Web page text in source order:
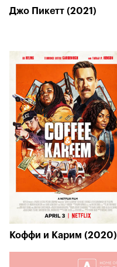
Джо Пикетт (2021)
Коффи и Карим (2020)